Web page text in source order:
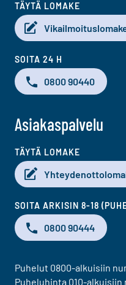
TÄYTÄ LOMAKE
SOITA 24 H
0800 90440
Asiakaspalvelu
TÄYTÄ LOMAKE
SOITA ARKISIN 8-18
0800 90444
Puhelut 0800-alkuisiin
Puheluhinta 010-alkuisiin